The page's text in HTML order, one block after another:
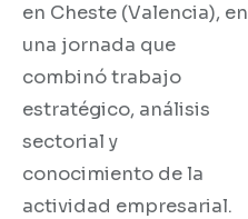
en Cheste (Valencia), en
una jornada que
combinó trabajo
estratégico, análisis
sectorial y
conocimiento de la
actividad empresarial.